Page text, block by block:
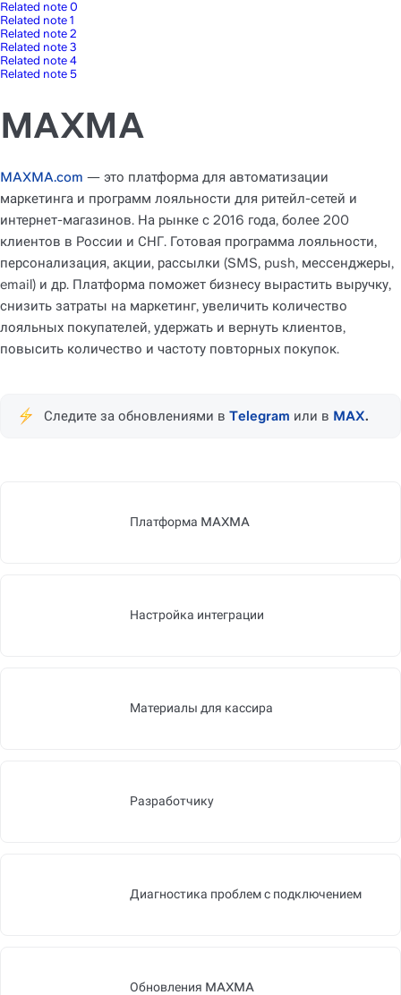
Related note 0
Related note 1
Related note 2
Related note 3
Related note 4
Related note 5
MAXMA
MAXMA.com — это платформа для автоматизации
маркетинга и программ лояльности для ритейл-сетей и
интернет-магазинов. На рынке с 2016 года, более 200
клиентов в России и СНГ. Готовая программа лояльности,
персонализация, акции, рассылки (SMS, push, мессенджеры,
email) и др. Платформа поможет бизнесу вырастить выручку,
снизить затраты на маркетинг, увеличить количество
лояльных покупателей, удержать и вернуть клиентов,
повысить количество и частоту повторных покупок.
Следите за обновлениями в Telegram или в MAX.
Платформа MAXMA
https://slite.com/api/public/
Настройка интеграции
https://slite.com/api/public/
Материалы для кассира
https://slite.com/api/public/
Разработчику
https://slite.com/api/public/
Диагностика проблем с подключением
Обновления MAXMA